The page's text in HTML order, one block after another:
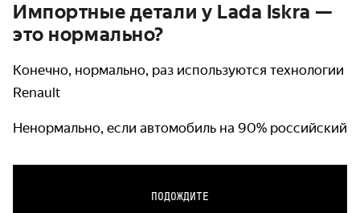
Импортные детали у Lada Iskra —
это нормально?
Конечно, нормально, раз используются технологии
Renault
Ненормально, если автомобиль на 90% российский
ПОДОЖДИТЕ